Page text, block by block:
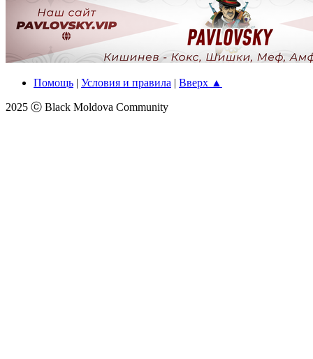
Помощь | Условия и правила | Вверх ▲
2025 ⓒ Black Moldova Community